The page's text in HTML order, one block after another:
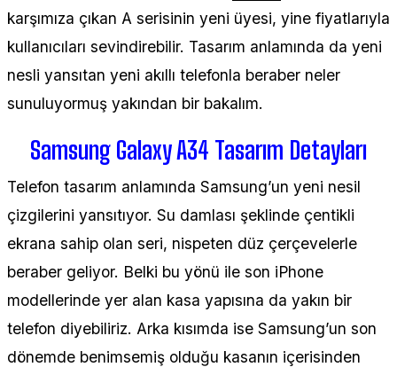
karşımıza çıkan A serisinin yeni üyesi, yine fiyatlarıyla
kullanıcıları sevindirebilir. Tasarım anlamında da yeni
nesli yansıtan yeni akıllı telefonla beraber neler
sunuluyormuş yakından bir bakalım.
Samsung Galaxy A34 Tasarım Detayları
Telefon tasarım anlamında Samsung’un yeni nesil
çizgilerini yansıtıyor. Su damlası şeklinde çentikli
ekrana sahip olan seri, nispeten düz çerçevelerle
beraber geliyor. Belki bu yönü ile son iPhone
modellerinde yer alan kasa yapısına da yakın bir
telefon diyebiliriz. Arka kısımda ise Samsung’un son
dönemde benimsemiş olduğu kasanın içerisinden